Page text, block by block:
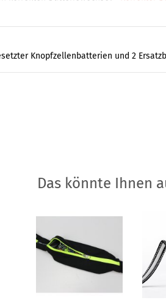
Knopfzellenbatterien und 2
Das könnte Ihnen